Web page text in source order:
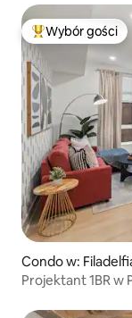
Wybór gości
Condo w:
Projektant 1BR w